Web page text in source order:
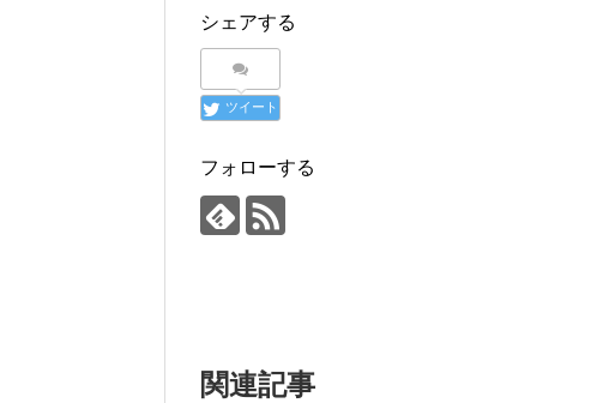
シェアする
ツイート
フォローする
関連記事